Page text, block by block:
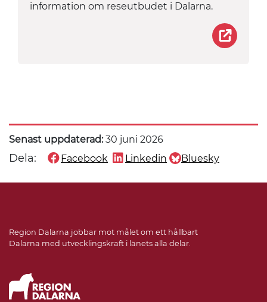
information om reseutbudet i Dalarna.
http://
Senast uppdaterad:30 juni 2026
Dela: Dela denna sida på
Facebook
Dela denna sida på
Linkedin
Dela denna sida på
Bluesky
Region Dalarna jobbar mot målet om ett hållbart
Dalarna med utvecklingskraft i länets alla delar.